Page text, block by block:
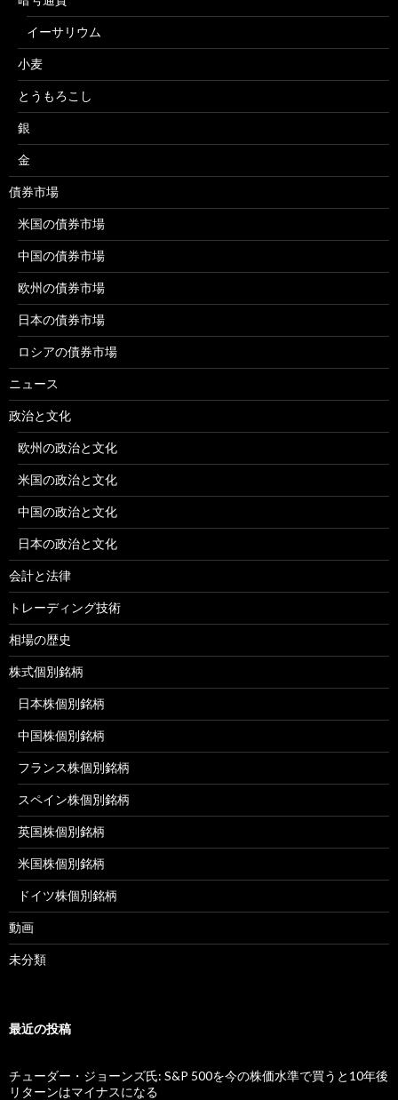
イーサリウム
小麦
とうもろこし
銀
金
債券市場
米国の債券市場
中国の債券市場
欧州の債券市場
日本の債券市場
ロシアの債券市場
ニュース
政治と文化
欧州の政治と文化
米国の政治と文化
中国の政治と文化
日本の政治と文化
会計と法律
トレーディング技術
相場の歴史
株式個別銘柄
日本株個別銘柄
中国株個別銘柄
フランス株個別銘柄
スペイン株個別銘柄
英国株個別銘柄
米国株個別銘柄
ドイツ株個別銘柄
動画
未分類
最近の投稿
チューダー・ジョーンズ氏: S&P 500を今の株価水準で買うと10年後
リターンはマイナスになる